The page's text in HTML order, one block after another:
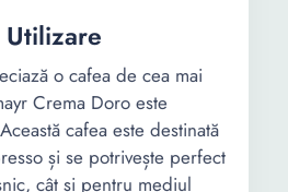
o cafea de cea mai
Crema Doro este
cafea este destinată
și se potrivește perfect
cât și pentru mediul